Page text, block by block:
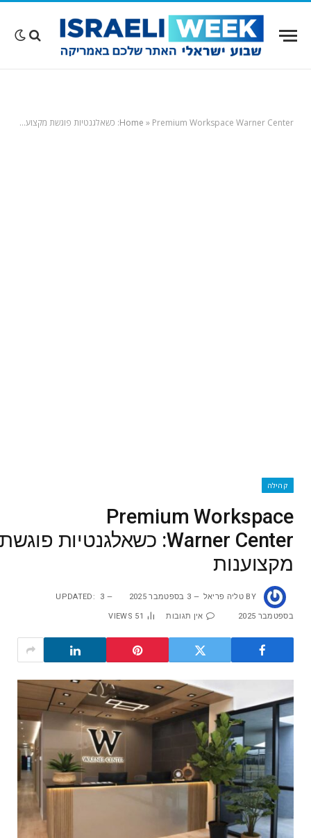
Home » Premium Workspace Warner Center: ‏כשאלגנטיות פוגשת מקצוענות
קהילה
Premium Workspace
Warner Center: ‏כשאלגנטיות פוגשת
מקצוענות
BY טליה פריאל 3 בספטמבר 2025 UPDATED: 3
בספטמבר 2025 אין תגובות 51
VIEWS